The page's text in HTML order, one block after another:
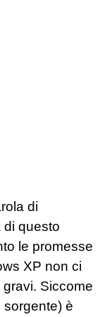
di
di questo
le promesse
XP non ci
Siccome
sorgente) è